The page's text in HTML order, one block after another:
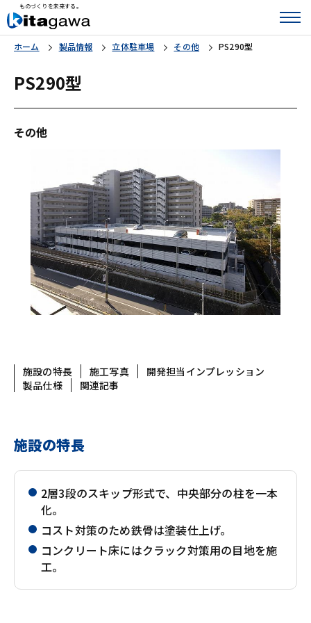
ものづくりを未来する。
ホーム 製品情報 立体駐車場 その他 PS290型
PS290型
その他
施設の特長 施工写真
開発担当インプレッション
製品仕様
関連記事
施設の特長
2層3段のスキップ形式で、中央部分の柱を一本
化。
コスト対策のため鉄骨は塗装仕上げ。
コンクリート床にはクラック対策用の目地を施
工。